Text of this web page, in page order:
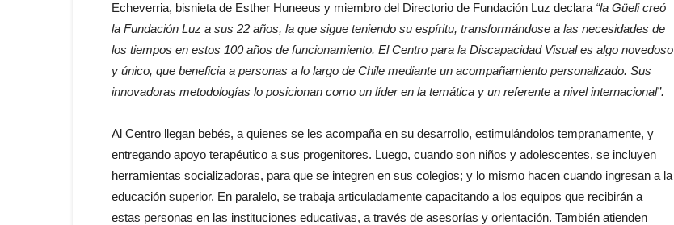
Echeverria, bisnieta de Esther Huneeus y miembro del Directorio de Fundación Luz declara “la Güeli creó
la Fundación Luz a sus 22 años, la que sigue teniendo su espíritu, transformándose a las necesidades de
los tiempos en estos 100 años de funcionamiento. El Centro para la Discapacidad Visual es algo novedoso
y único, que beneficia a personas a lo largo de Chile mediante un acompañamiento personalizado. Sus
innovadoras metodologías lo posicionan como un líder en la temática y un referente a nivel internacional”.
Al Centro llegan bebés, a quienes se les acompaña en su desarrollo, estimulándolos tempranamente, y
entregando apoyo terapéutico a sus progenitores. Luego, cuando son niños y adolescentes, se incluyen
herramientas socializadoras, para que se integren en sus colegios; y lo mismo hacen cuando ingresan a la
educación superior. En paralelo, se trabaja articuladamente capacitando a los equipos que recibirán a
estas personas en las instituciones educativas, a través de asesorías y orientación. También atienden